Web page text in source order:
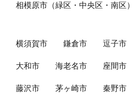
相模原市（緑区・中央区・南区）
横須賀市 鎌倉市 逗子市
大和市 海老名市 座間市
藤沢市 茅ヶ崎市 秦野市